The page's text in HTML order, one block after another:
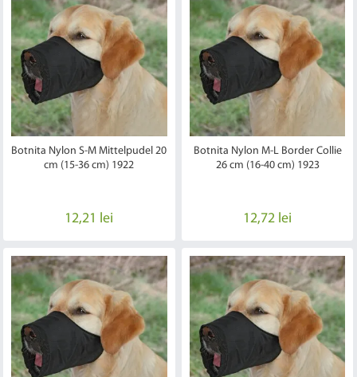
Botnita Nylon S-M Mittelpudel 20
cm (15-36 cm) 1922
12,21 lei
Botnita Nylon M-L Border Collie
26 cm (16-40 cm) 1923
12,72 lei